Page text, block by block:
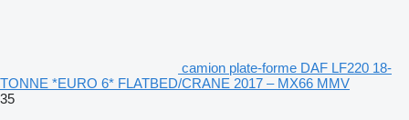
camion plate-forme DAF LF220 18-
TONNE *EURO 6* FLATBED/CRANE 2017 – MX66 MMV
35